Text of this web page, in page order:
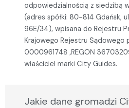
odpowiedzialnością z siedzibą
(adres spółki: 80-814 Gdańsk,
96E/34), wpisana do Rejestru
Krajowego Rejestru Sądowego
0000961748 ,REGON
właściciel marki City Guides.
Jakie dane gromadzi